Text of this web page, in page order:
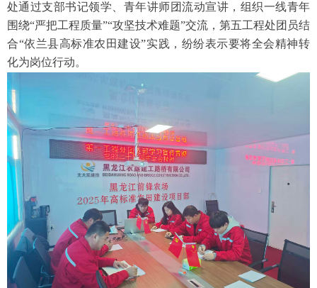
处通过支部书记领学、青年讲师团流动宣讲，组织一线青年
围绕“严把工程质量”“攻坚技术难题”交流，第五工程处团员结
合“依兰县高标准农田建设”实践，纷纷表示要将全会精神转
化为岗位行动。